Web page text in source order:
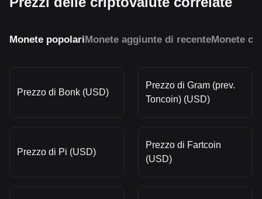
Monete popolariMonete aggiunte di recenteMonete
Prezzo di Bonk (USD)
Prezzo di Gram (prev.
Toncoin) (USD)
Prezzo di Pi (USD)
Prezzo di Fartcoin
(USD)